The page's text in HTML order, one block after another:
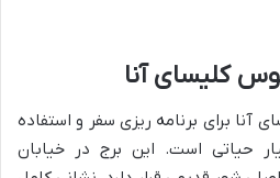
کلیسای آنا
برای برنامه ریزی سفر و استفاده
حیاتی است. این برج در خیابان